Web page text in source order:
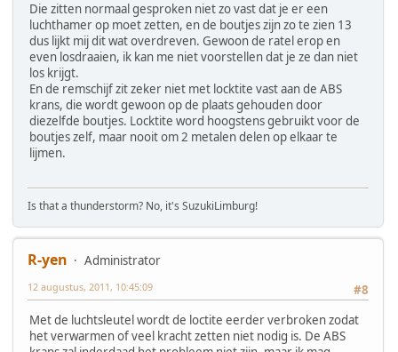
Die zitten normaal gesproken niet zo vast dat je er een
luchthamer op moet zetten, en de boutjes zijn zo te zien 13
dus lijkt mij dit wat overdreven. Gewoon de ratel erop en
even losdraaien, ik kan me niet voorstellen dat je ze dan niet
los krijgt.
En de remschijf zit zeker niet met locktite vast aan de ABS
krans, die wordt gewoon op de plaats gehouden door
diezelfde boutjes. Locktite word hoogstens gebruikt voor de
boutjes zelf, maar nooit om 2 metalen delen op elkaar te
lijmen.
Is that a thunderstorm? No, it's SuzukiLimburg!
R-yen
Administrator
#8
12 augustus, 2011, 10:45:09
Met de luchtsleutel wordt de loctite eerder verbroken zodat
het verwarmen of veel kracht zetten niet nodig is. De ABS